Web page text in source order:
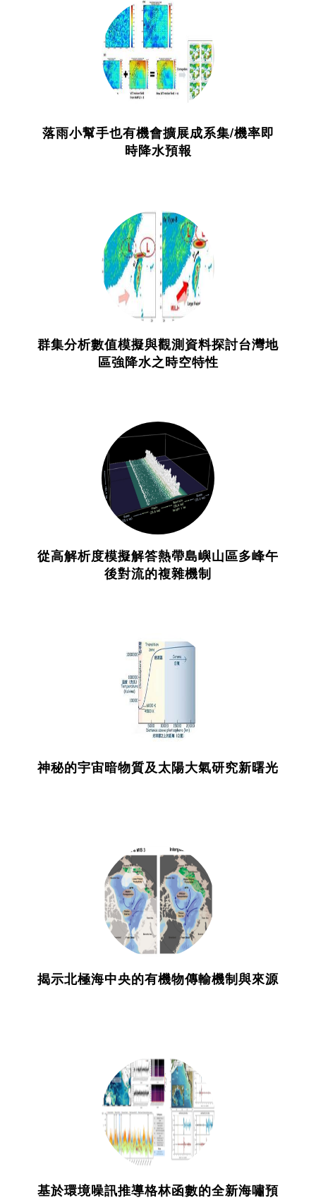
落雨小幫手也有機會擴展成系集/機率即
時降水預報
群集分析數值模擬與觀測資料探討台灣地
區強降水之時空特性
從高解析度模擬解答熱帶島嶼山區多峰午
後對流的複雜機制
神秘的宇宙暗物質及太陽大氣研究新曙光
揭示北極海中央的有機物傳輸機制與來源
基於環境噪訊推導格林函數的全新海嘯預